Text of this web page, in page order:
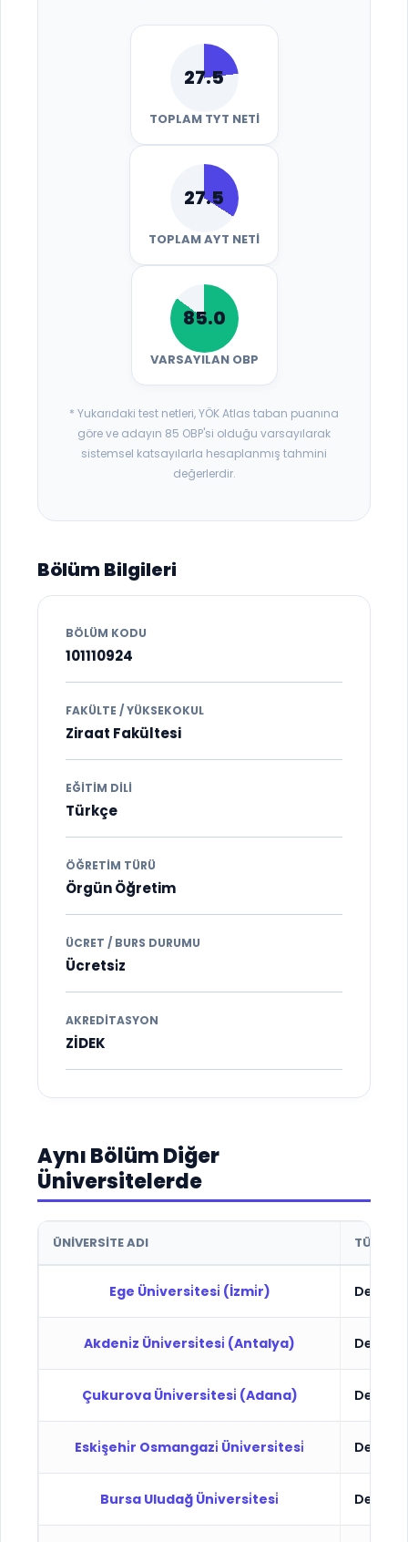
27.5
TOPLAM TYT NETI
27.5
TOPLAM AYT NETI
85.0
VARSAYILAN OBP
* Yukarıdaki test netleri, YÖK Atlas taban puanına
göre ve adayın 85 OBP'si olduğu varsayılarak
sistemsel katsayılarla hesaplanmış tahmini
değerlerdir.
Bölüm Bilgileri
BÖLÜM KODU
101110924
FAKÜLTE / YÜKSEKOKUL
Ziraat Fakültesi
EĞITIM DILI
Türkçe
ÖĞRETIM TÜRÜ
Örgün Öğretim
ÜCRET / BURS DURUMU
Ücretsi̇z
AKREDITASYON
ZİDEK
Aynı Bölüm Diğer
Üniversitelerde
ÜNIVERSITE ADI TÜR
Ege Üni̇versi̇tesi̇ (İzmi̇r) Devlet
Akdeni̇z Üni̇versi̇tesi̇ (Antalya) Devlet
Çukurova Üni̇versi̇tesi̇ (Adana) Devlet
Eski̇şehi̇r Osmangazi̇ Üni̇versi̇tesi̇ Devlet
Bursa Uludağ Üni̇versi̇tesi̇ Devlet